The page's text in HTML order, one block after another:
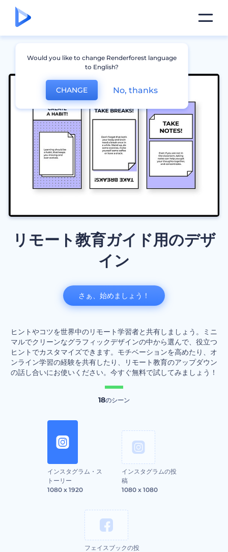
リモート教育ガイド用のデザ
イン
ヒントやコツを世界中のリモート学習者と共有しましょう。ミニ
マルでクリーンなグラフィックデザインの中から選んで、役立つ
ヒントでカスタマイズできます。モチベーションを高めたり、オ
ンライン学習の経験を共有したり、リモート教育のアップダウン
の話し合いにお使いください。今すぐ無料で試してみましょう！
18のシーン
インスタグラム・ス
トーリー
1080 x 1920
インスタグラムの投
稿
1080 x 1080
フェイスブックの投
さぁ、始めましょう！
Would you like to change Renderforest language
to English?
CHANGE No, thanks